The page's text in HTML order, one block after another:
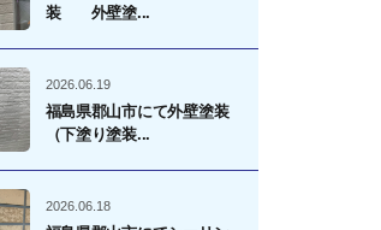
装 外壁塗...
2026.06.19
福島県郡山市にて外壁塗装
（下塗り塗装...
2026.06.18